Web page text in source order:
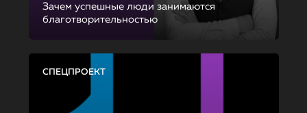
Зачем успешные люди занимаются
благотворительностью
СПЕЦПРОЕКТ